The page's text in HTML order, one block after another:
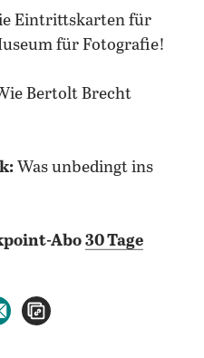
Eintrittskarten für
für Fotografie!
Bertolt Brecht
Was unbedingt ins
Abo 30 Tage
WhatsApp teilen
per E-Mail teilen